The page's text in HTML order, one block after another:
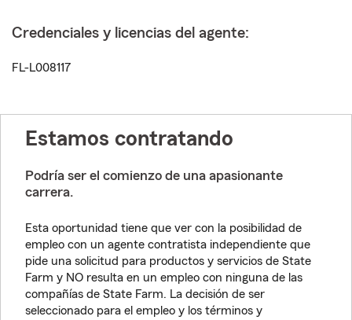
Credenciales y licencias del agente:
FL-L008117
Estamos contratando
Podría ser el comienzo de una apasionante
carrera.
Esta oportunidad tiene que ver con la posibilidad de
empleo con un agente contratista independiente que
pide una solicitud para productos y servicios de State
Farm y NO resulta en un empleo con ninguna de las
compañías de State Farm. La decisión de ser
seleccionado para el empleo y los términos y